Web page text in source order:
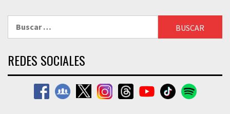
REDES SOCIALES